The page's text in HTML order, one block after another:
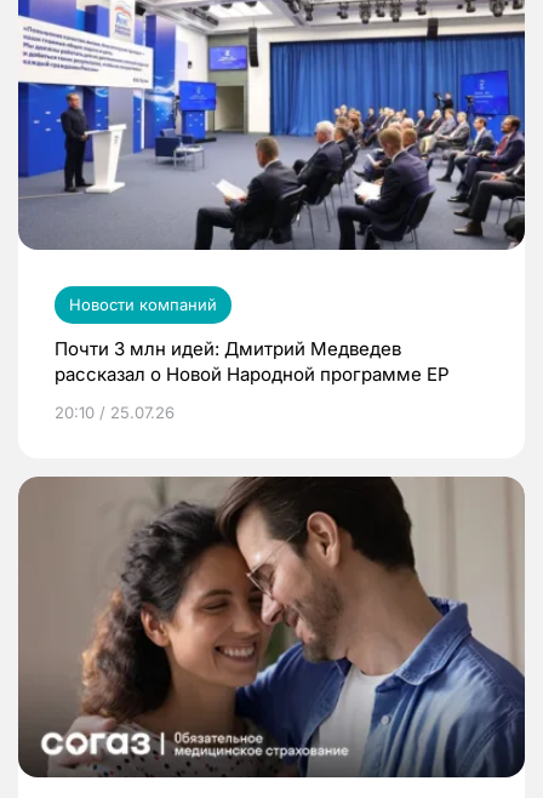
Новости компаний
Почти 3 млн идей: Дмитрий Медведев
рассказал о Новой Народной программе ЕР
20:10 / 25.07.26